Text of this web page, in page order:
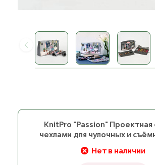
KnitPro "Passion" Проектная
чехлами для чулочных и
Нет в наличии